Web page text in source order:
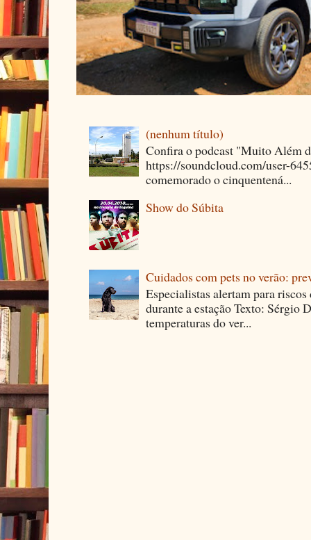
(nenhum título)
Confira o podcast "Muito Além
https://soundcloud.com/user-
comemorado o cinquentená...
Show do Súbita
Cuidados com pets no verão:
Especialistas alertam para
durante a estação Texto: Sérgio
temperaturas do ver...